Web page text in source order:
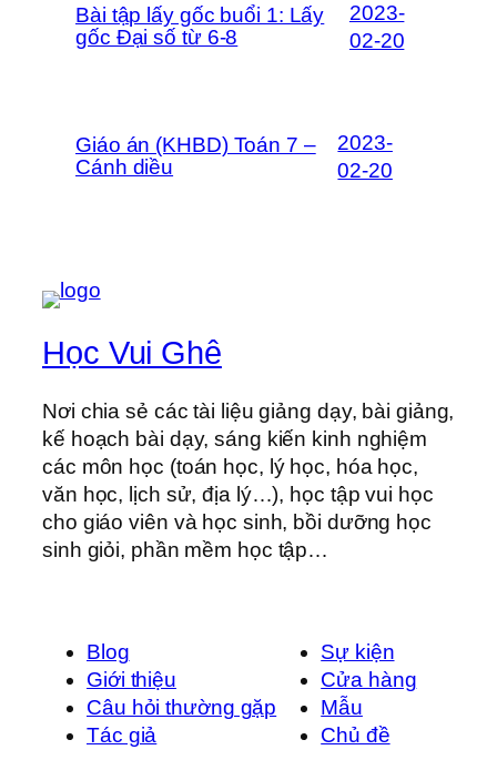
Bài tập lấy gốc buổi 1: Lấy
gốc Đại số từ 6-8
2023-
02-20
Giáo án (KHBD) Toán 7 –
Cánh diều
2023-
02-20
Học Vui Ghê
Nơi chia sẻ các tài liệu giảng dạy, bài giảng,
kế hoạch bài dạy, sáng kiến kinh nghiệm
các môn học (toán học, lý học, hóa học,
văn học, lịch sử, địa lý…), học tập vui học
cho giáo viên và học sinh, bồi dưỡng học
sinh giỏi, phần mềm học tập…
Blog
Giới thiệu
Câu hỏi thường gặp
Tác giả
Sự kiện
Cửa hàng
Mẫu
Chủ đề